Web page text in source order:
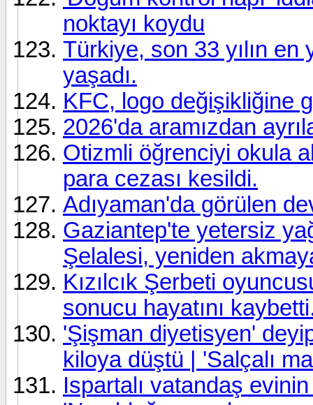
noktayı koydu
Türkiye, son 33 yılın en
yaşadı.
KFC, logo değişikliğine
2026'da aramızdan
Otizmli öğrenciyi okula
para cezası kesildi.
Adıyaman'da görülen
Gaziantep'te yetersiz
Şelalesi, yeniden
Kızılcık Şerbeti
sonucu hayatını
'Şişman diyetisyen'
kiloya düştü | 'Salçalı
Ispartalı vatandaş